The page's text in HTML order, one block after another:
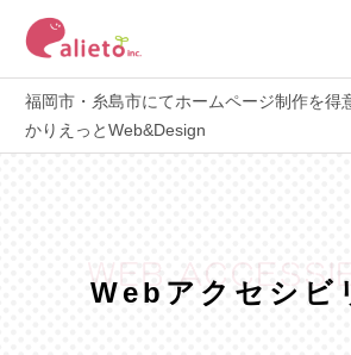
福岡市・糸島市にてホームページ制作を得
かりえっとWeb&Design
Webアクセシビ